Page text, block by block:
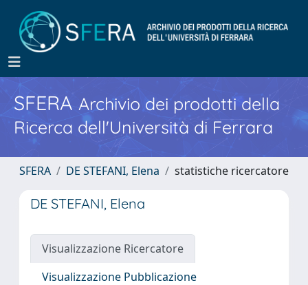
SFERA Archivio dei prodotti della
Ricerca dell'Università di Ferrara
SFERA DE STEFANI, Elena statistiche ricercatore
DE STEFANI, Elena
Visualizzazione Ricercatore
Visualizzazione Pubblicazione